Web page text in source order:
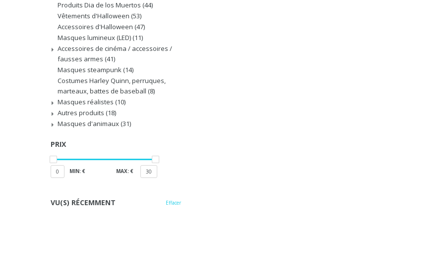
Produits Dia de los Muertos (44)
Vêtements d'Halloween (53)
Accessoires d'Halloween (47)
Masques lumineux (LED) (11)
Accessoires de cinéma / accessoires /
fausses armes (41)
Masques steampunk (14)
Costumes Harley Quinn, perruques,
marteaux, battes de baseball (8)
Masques réalistes (10)
Autres produits (18)
Masques d'animaux (31)
PRIX
0 MIN: € MAX: € 30
VU(S) RÉCEMMENT Effacer